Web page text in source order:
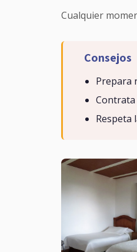
Cualquier
Consejos
Prepara
Contrata
Respeta